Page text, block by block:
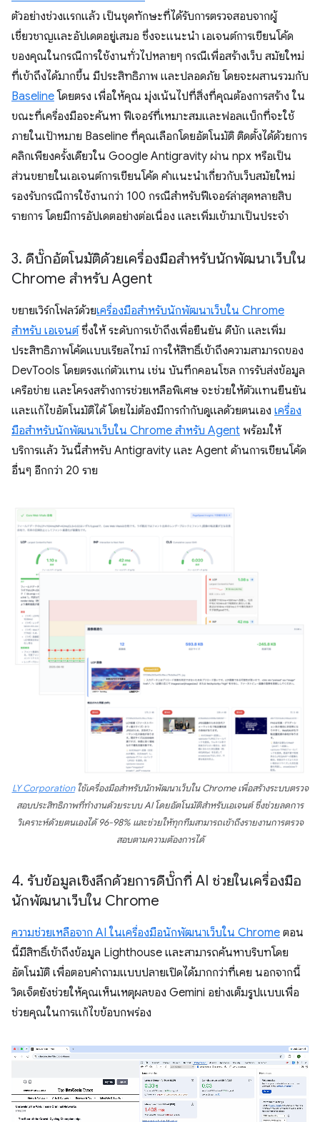
ตัวอย่างช่วงแรกแล้ว เป็นชุดทักษะที่ได้รับการตรวจสอบจากผู้
เชี่ยวชาญและอัปเดตอยู่เสมอ ซึ่งจะแนะนำ เอเจนต์การเขียนโค้ด
ของคุณในกรณีการใช้งานทั่วไปหลายๆ กรณีเพื่อสร้างเว็บ สมัยใหม่
ที่เข้าถึงได้มากขึ้น มีประสิทธิภาพ และปลอดภัย โดยจะผสานรวมกับ
Baselineโดยตรง เพื่อให้คุณ มุ่งเน้นไปที่สิ่งที่คุณต้องการสร้าง ใน
ขณะที่เครื่องมือจะค้นหา ฟีเจอร์ที่เหมาะสมและฟอลแบ็กที่จะใช้
ภายในเป้าหมาย Baseline ที่คุณเลือกโดยอัตโนมัติ ติดตั้งได้ด้วยการ
คลิกเพียงครั้งเดียวใน Google Antigravity ผ่าน npx หรือเป็น
ส่วนขยายในเอเจนต์การเขียนโค้ด คำแนะนำเกี่ยวกับเว็บสมัยใหม่
รองรับกรณีการใช้งานกว่า 100 กรณีสำหรับฟีเจอร์ล่าสุดหลายสิบ
รายการ โดยมีการอัปเดตอย่างต่อเนื่อง และเพิ่มเข้ามาเป็นประจำ
3. ดีบั๊กอัตโนมัติด้วยเครื่องมือสำหรับนักพัฒนาเว็บใน
Chrome สำหรับ Agent
ขยายเวิร์กโฟลว์ด้วยเครื่องมือสำหรับนักพัฒนาเว็บใน Chrome
สำหรับ เอเจนต์ซึ่งให้ ระดับการเข้าถึงเพื่อยืนยัน ดีบัก และเพิ่ม
ประสิทธิภาพโค้ดแบบเรียลไทม์ การให้สิทธิ์เข้าถึงความสามารถของ
DevTools โดยตรงแก่ตัวแทน เช่น บันทึกคอนโซล การรับส่งข้อมูล
เครือข่าย และโครงสร้างการช่วยเหลือพิเศษ จะช่วยให้ตัวแทนยืนยัน
และแก้ไขอัตโนมัติได้ โดยไม่ต้องมีการกำกับดูแลด้วยตนเอง เครื่อง
มือสำหรับนักพัฒนาเว็บใน Chrome สำหรับ Agent พร้อมให้
บริการแล้ว วันนี้สำหรับ Antigravity และ Agent ด้านการเขียนโค้ด
อื่นๆ อีกกว่า 20 ราย
LY Corporationใช้เครื่องมือสำหรับนักพัฒนาเว็บใน Chrome เพื่อสร้างระบบตรวจ
สอบประสิทธิภาพที่ทำงานด้วยระบบ AI โดยอัตโนมัติสำหรับเอเจนต์ ซึ่งช่วยลดการ
วิเคราะห์ด้วยตนเองได้ 96-98% และช่วยให้ทุกทีมสามารถเข้าถึงรายงานการตรวจ
สอบตามความต้องการได้
4. รับข้อมูลเชิงลึกด้วยการดีบั๊กที่ AI ช่วยในเครื่องมือ
นักพัฒนาเว็บใน Chrome
ความช่วยเหลือจาก AI ในเครื่องมือนักพัฒนาเว็บใน Chrome ตอน
นี้มีสิทธิ์เข้าถึงข้อมูล Lighthouse และสามารถค้นหาบริบทโดย
อัตโนมัติ เพื่อตอบคำถามแบบปลายเปิดได้มากกว่าที่เคย นอกจากนี้
วิดเจ็ตยังช่วยให้คุณเห็นเหตุผลของ Gemini อย่างเต็มรูปแบบเพื่อ
ช่วยคุณในการแก้ไขข้อบกพร่อง